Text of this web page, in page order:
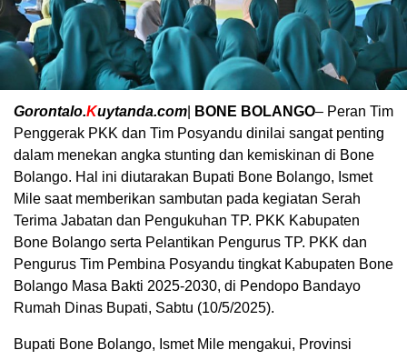
Gorontalo.Kuytanda.com BONE BOLANGO– Peran Tim
Penggerak PKK dan Tim Posyandu dinilai sangat penting
dalam menekan angka stunting dan kemiskinan di Bone
Bolango. Hal ini diutarakan Bupati Bone Bolango, Ismet
Mile saat memberikan sambutan pada kegiatan Serah
Terima Jabatan dan Pengukuhan TP. PKK Kabupaten
Bone Bolango serta Pelantikan Pengurus TP. PKK dan
Pengurus Tim Pembina Posyandu tingkat Kabupaten Bone
Bolango Masa Bakti 2025-2030, di Pendopo Bandayo
Rumah Dinas Bupati, Sabtu (10/5/2025).
Bupati Bone Bolango, Ismet Mile mengakui, Provinsi